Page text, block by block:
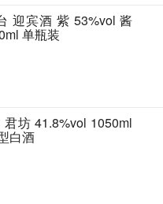
迎宾酒 紫 53%vol 酱
单瓶装
坊 41.8%vol 1050ml
白酒